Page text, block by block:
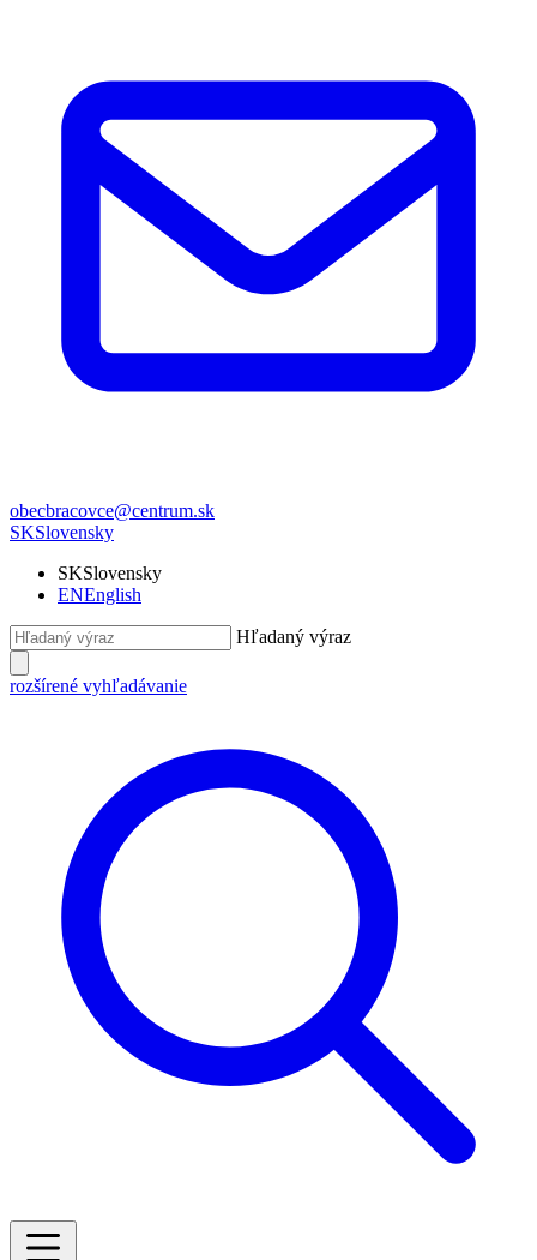
obecbracovce@centrum.sk
SKSlovensky
SKSlovensky
ENEnglish
Hľadaný výraz
rozšírené vyhľadávanie